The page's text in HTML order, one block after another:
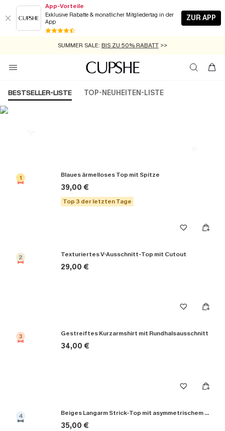
App-Vorteile
Exklusive Rabatte & monatlicher Mitgliedertag in der
App
ZUR APP
GRATIS MASSBAND MIT JEDEM SCHNELLVERSAND-ARTIKEL >>
SUMMER SALE: BIS ZU 50% RABATT >>
ZUM NEWSLETTER:BIS ZU -20% EXTRA ERHALTEN
KOSTENLOSER VERSAND AB 89 €
BESTSELLER-LISTE TOP-NEUHEITEN-LISTE
1 Blaues ärmelloses Top mit Spitze
39,00 €
Top 3 der letzten Tage
2 Texturiertes V-Ausschnitt-Top mit Cutout
29,00 €
3 Gestreiftes Kurzarmshirt mit Rundhalsausschnitt
34,00 €
4 Beiges Langarm Strick-Top mit asymmetrischem Ausschnitt
35,00 €